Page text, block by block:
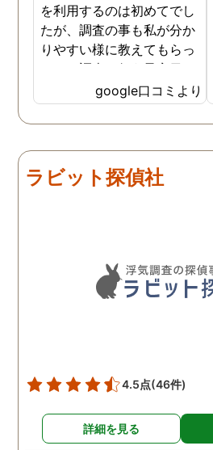
を利用するのは初めてでし
たが、調査の事も私が分か
りやすい様に教えてもらっ
たり、調査を行う予定日は
私の希望を聞いてもらいつ
つ、探偵さんのご意見も取
り入れ、細かく打ち合わせ
た。調査を行った日はその
日の報告を入れてくれたり
聞いて頂いたりと精神的に
も助かりました。 報告書や
調査の動画を見せてもらっ
ケアもしてもらったり色々
とお世話になりました！
google口コミより
ラビット探偵社
4.5点(46件)
詳細を見る